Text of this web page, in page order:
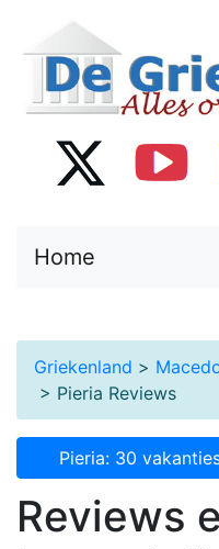
Home
Griekenland >
> Pieria Reviews
Pieria: 30
Reviews